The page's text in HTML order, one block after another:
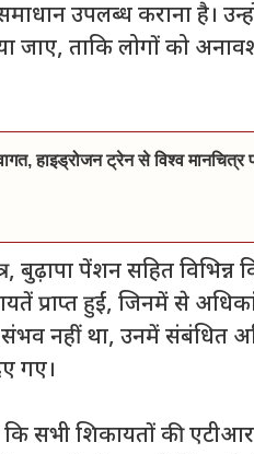
उपलब्ध कराना है।
जाए, ताकि लोगों को
हाइड्रोजन ट्रेन से विश्व मानचित्र
बुढ़ापा पेंशन सहित विभिन्न
प्राप्त हुईं, जिनमें से
नहीं था, उनमें संबंधित
गए।
सभी शिकायतों की